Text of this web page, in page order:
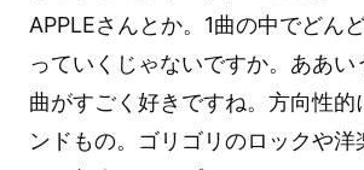
APPLEさんとか。1曲の中でどん
っていくじゃないですか。ああい
曲がすごく好きですね。方向性的
ンドもの。ゴリゴリのロックや洋